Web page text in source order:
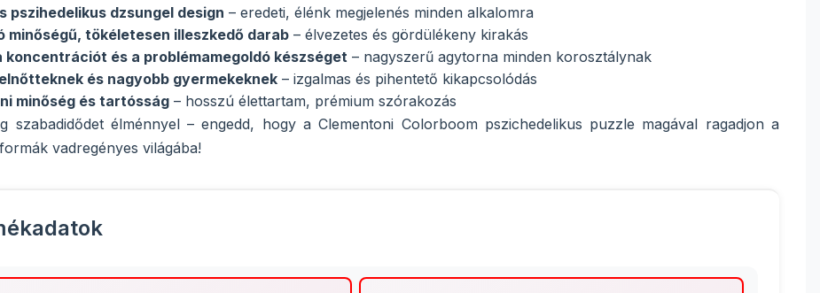
pszihedelikus dzsungel design – eredeti, élénk megjelenés minden alkalomra
minőségű, tökéletesen illeszkedő darab – élvezetes és gördülékeny kirakás
koncentrációt és a problémamegoldó készséget – nagyszerű agytorna minden korosztálynak
és nagyobb gyermekeknek – izgalmas és pihentető kikapcsolódás
minőség és tartósság – hosszú élettartam, prémium szórakozás
szabadidődet élménnyel – engedd, hogy a Clementoni Colorboom pszichedelikus puzzle magával ragadjon a
vadregényes világába!